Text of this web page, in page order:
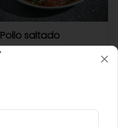
Pollo saltado